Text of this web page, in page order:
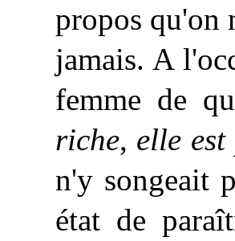
propos qu'on
jamais. A
femme de
riche, elle
n'y songeait
état de